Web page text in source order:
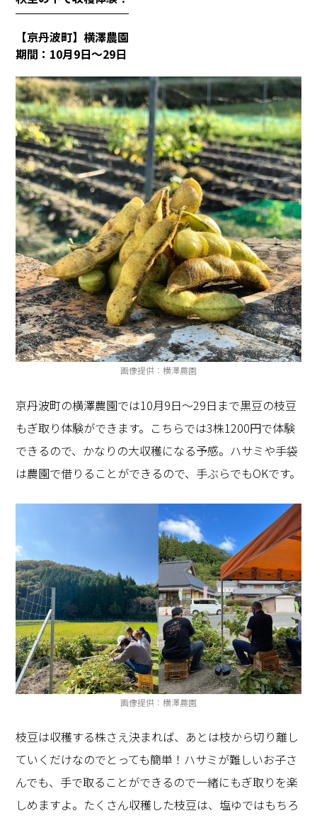
【京丹波町】横澤農園
期間： 10月9日～29日
画像提供：横澤農園
京丹波町の横澤農園では10月9日～29日まで黒豆の枝豆
もぎ取り体験ができます。こちらでは3株1200円で体験
できるので、かなりの大収穫になる予感。ハサミや手袋
は農園で借りることができるので、手ぶらでもOKです。
画像提供：横澤農園
枝豆は収穫する株さえ決まれば、あとは枝から切り離し
ていくだけなのでとっても簡単！ハサミが難しいお子さ
んでも、手で取ることができるので一緒にもぎ取りを楽
しめますよ。たくさん収穫した枝豆は、塩ゆではもちろ